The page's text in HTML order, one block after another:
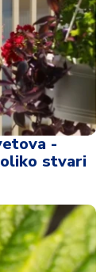
-
stvari